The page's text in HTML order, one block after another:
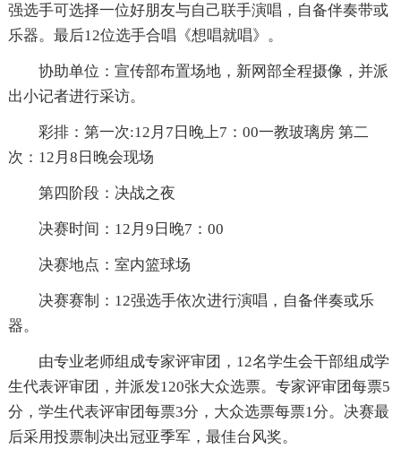
强选手可选择一位好朋友与自己联手演唱，自备伴奏带或
乐器。最后12位选手合唱《想唱就唱》。
协助单位：宣传部布置场地，新网部全程摄像，并派
出小记者进行采访。
彩排：第一次:12月7日晚上7：00一教玻璃房 第二
次：12月8日晚会现场
第四阶段：决战之夜
决赛时间：12月9日晚7：00
决赛地点：室内篮球场
决赛赛制：12强选手依次进行演唱，自备伴奏或乐
器。
由专业老师组成专家评审团，12名学生会干部组成学
生代表评审团，并派发120张大众选票。专家评审团每票5
分，学生代表评审团每票3分，大众选票每票1分。决赛最
后采用投票制决出冠亚季军，最佳台风奖。